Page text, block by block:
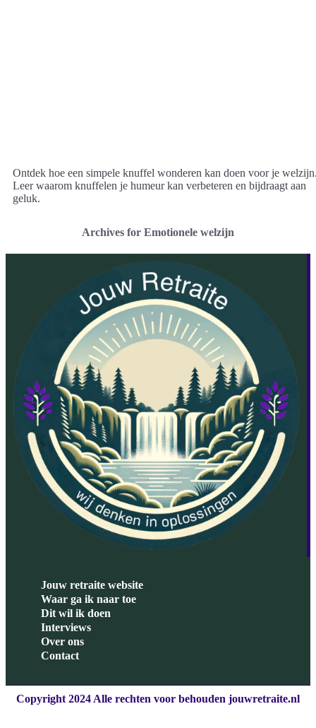
Ontdek hoe een simpele knuffel wonderen kan doen voor je
Leer waarom knuffelen je humeur kan verbeteren en bijdraagt aan
geluk.
Archives for Emotionele welzijn
Jouw retraite website
Waar ga ik naar toe
Dit wil ik doen
Interviews
Over ons
Contact
Copyright 2024 Alle rechten voor behouden jouwretraite.nl